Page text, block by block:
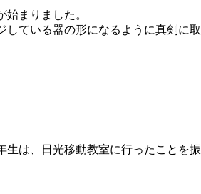
まりました。
ている器の形になるように真剣に取
は、日光移動教室に行ったことを